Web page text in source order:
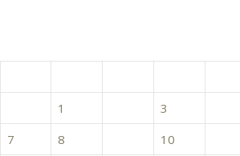
1
3
7
8 10